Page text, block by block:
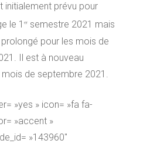
initialement prévu pour
le 1er semestre 2021 mais
pour les mois de
Il est à nouveau
de septembre 2021.
»yes » icon= »fa fa-
»accent »
»143960″